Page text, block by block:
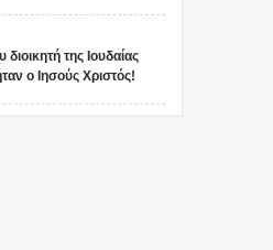
της Ιουδαίας
ο Ιησούς Χριστός!